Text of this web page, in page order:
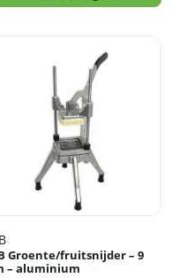
Groente/fruitsnijder – 9
– aluminium